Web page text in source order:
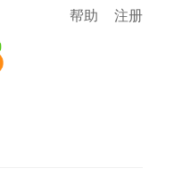
帮助 注册